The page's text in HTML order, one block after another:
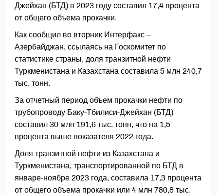
Джейхан (БТД) в 2023 году составил 17,4 процента
от общего объема прокачки.
Как сообщил во вторник Интерфакс –
Азербайджан, ссылаясь на Госкомитет по
статистике страны, доля транзитной нефти
Туркменистана и Казахстана составила 5 млн 240,7
тыс. тонн.
За отчетный период объем прокачки нефти по
трубопроводу Баку-Тбилиси-Джейхан (БТД)
составил 30 млн 191,6 тыс. тонн, что на 1,5
процента выше показателя 2022 года.
Доля транзитной нефти из Казахстана и
Туркменистана, транспортированной по БТД в
январе-ноябре 2023 года, составила 17,3 процента
от общего объема прокачки или 4 млн 780,8 тыс.